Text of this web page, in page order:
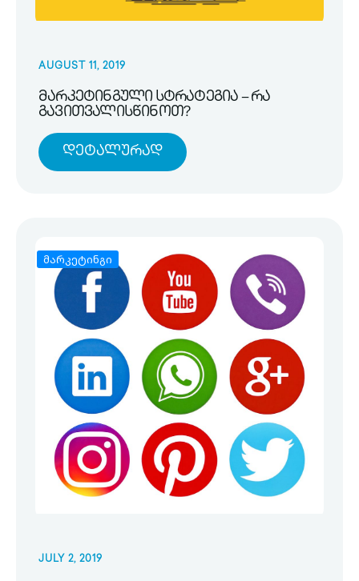
AUGUST 11, 2019
მარკეტინგული სტრატეგია – რა
გავითვალისწინოთ?
Დეტალურად
მარკეტინგი
JULY 2, 2019